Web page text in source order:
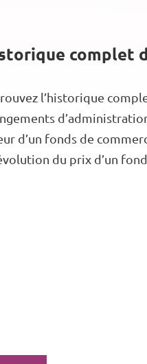
complet
l’historique
d’un fonds de
du prix d’un